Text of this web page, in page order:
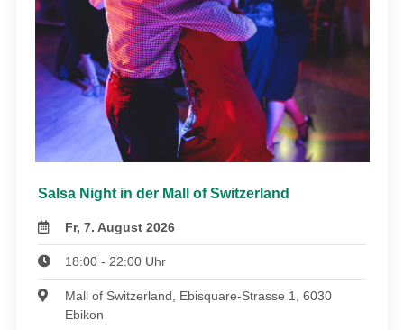
Salsa Night in der Mall of Switzerland
Fr, 7. August 2026
18:00 - 22:00 Uhr
Mall of Switzerland, Ebisquare-Strasse 1, 6030
Ebikon